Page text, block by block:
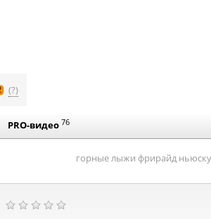
(?)
PRO-видео 76
горные лыжи фрирайд